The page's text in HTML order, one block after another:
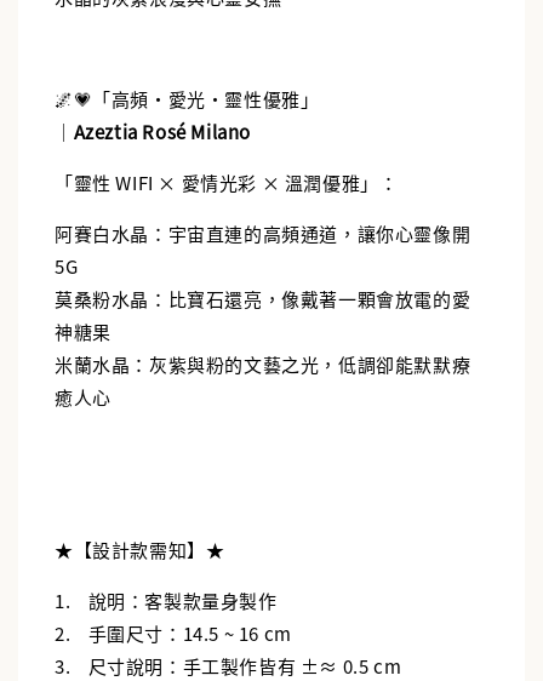
🌌💗「高頻・愛光・靈性優雅」
｜ Azeztia Rosé Milano
「靈性 WIFI × 愛情光彩 × 溫潤優雅」：
阿賽白水晶：宇宙直連的高頻通道，讓你心靈像開
5G
莫桑粉水晶：比寶石還亮，像戴著一顆會放電的愛
神糖果
米蘭水晶：灰紫與粉的文藝之光，低調卻能默默療
癒人心
★【設計款需知】★
1. 說明：客製款量身製作
2. 手圍尺寸：14.5 ~ 16 cm
3. 尺寸說明：手工製作皆有 ±≈ 0.5 cm